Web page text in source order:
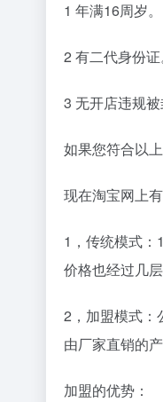
1 年满16周岁。
2 有二代身份证
3 无开店违规被
如果您符合以
现在淘宝网上
1，传统模式：
价格也经过几
2，加盟模式：
由厂家直销的
加盟的优势：